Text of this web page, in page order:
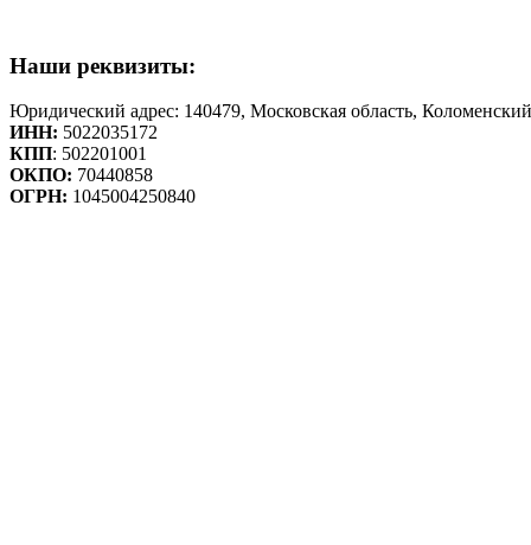
Наши реквизиты:
Юридический адрес: 140479, Московская область,
ИНН: 5022035172
КПП: 502201001
ОКПО: 70440858
ОГРН: 1045004250840